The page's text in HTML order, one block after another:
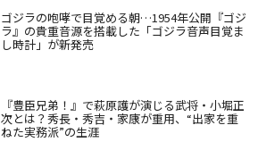
ゴジラの咆哮で目覚める朝…1954年公開『ゴジ
ラ』の貴重音源を搭載した「ゴジラ音声目覚ま
し時計」が新発売
『豊臣兄弟！』で萩原護が演じる武将・小堀正
次とは？秀長・秀吉・家康が重用、“出家を重
ねた実務派”の生涯